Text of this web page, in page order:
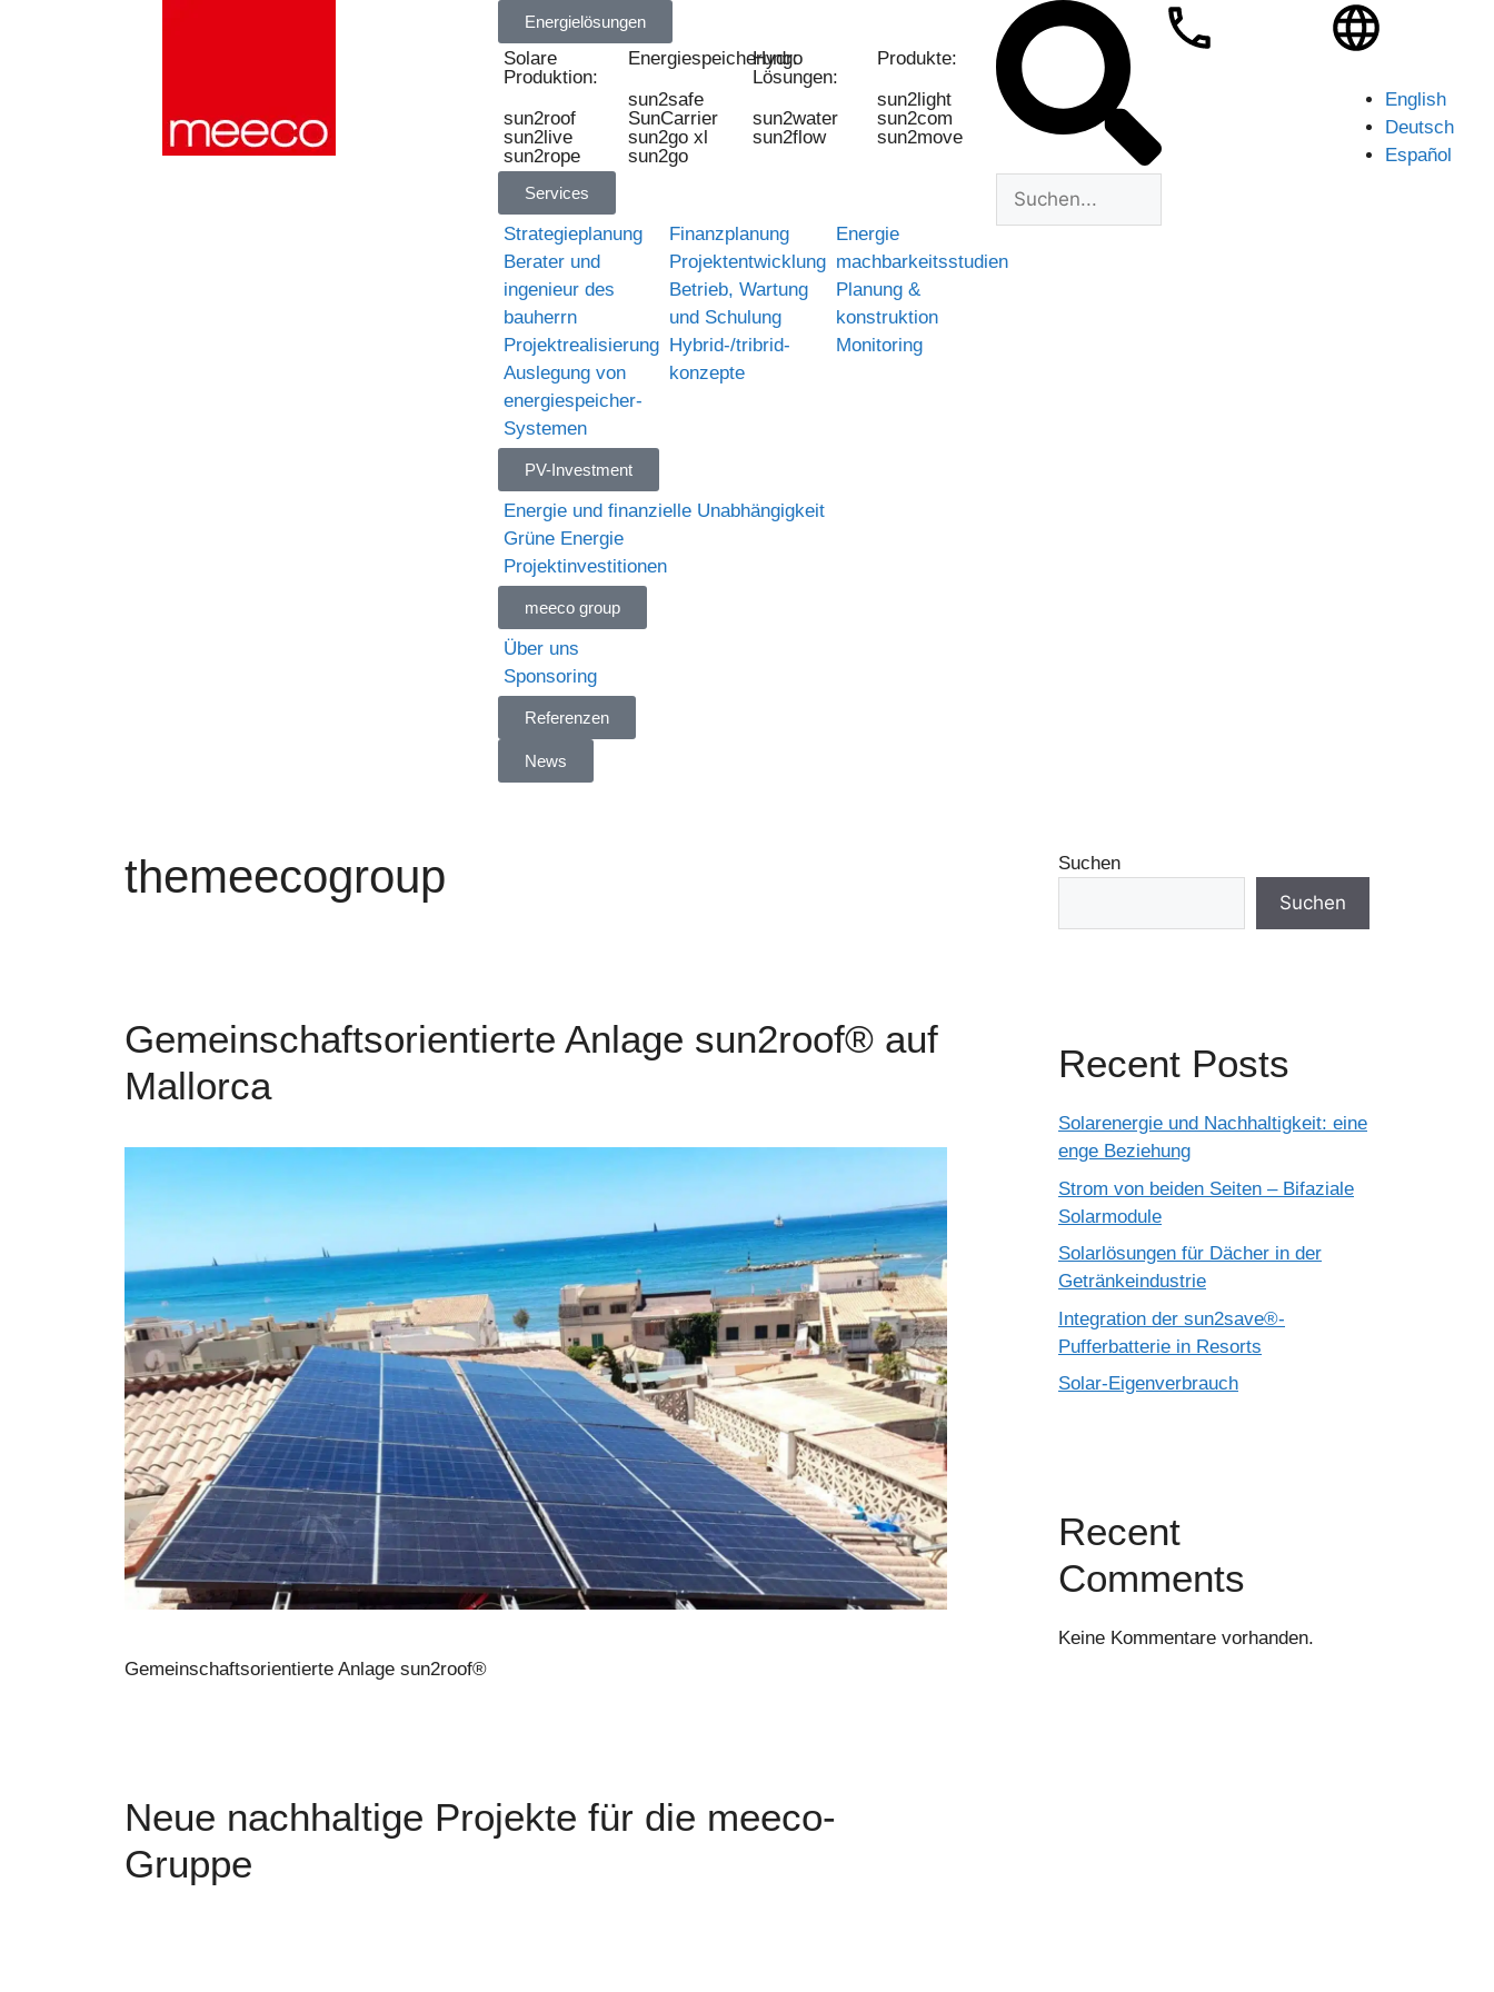
Energielösungen
Solare
Produktion:
sun2roof
sun2live
sun2rope
Energiespeicherung:
sun2safe
SunCarrier
sun2go xl
sun2go
Hydro
Lösungen:
sun2water
sun2flow
Produkte:
sun2light
sun2com
sun2move
Services
Strategieplanung
Berater und
ingenieur des
bauherrn
Projektrealisierung
Auslegung von
energiespeicher-
Systemen
Finanzplanung
Projektentwicklung
Betrieb, Wartung
und Schulung
Hybrid-/tribrid-
konzepte
Energie
machbarkeitsstudien
Planung &
konstruktion
Monitoring
PV-Investment
Energie und finanzielle Unabhängigkeit
Grüne Energie
Projektinvestitionen
meeco group
Über uns
Sponsoring
Referenzen
News
English
Deutsch
Español
themeecogroup
Gemeinschaftsorientierte Anlage sun2roof® auf
Mallorca
Gemeinschaftsorientierte Anlage sun2roof®
Neue nachhaltige Projekte für die meeco-
Gruppe
Suchen
Suchen
Recent Posts
Solarenergie und Nachhaltigkeit: eine
enge Beziehung
Strom von beiden Seiten – Bifaziale
Solarmodule
Solarlösungen für Dächer in der
Getränkeindustrie
Integration der sun2save®-
Pufferbatterie in Resorts
Solar-Eigenverbrauch
Recent
Comments
Keine Kommentare vorhanden.